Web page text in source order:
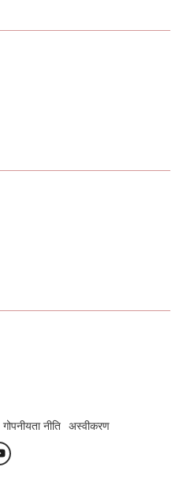
गोपनीयता नीति अस्वीकरण